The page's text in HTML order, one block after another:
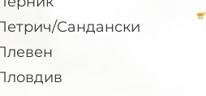
Сандански